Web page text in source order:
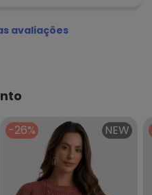
avaliações
-26% NEW